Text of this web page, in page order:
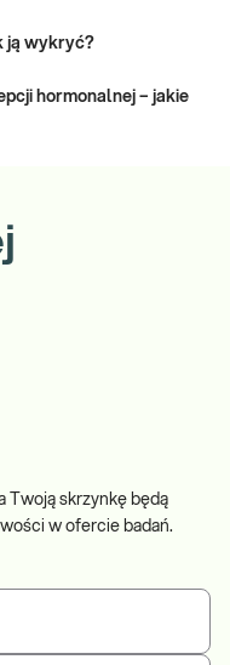
ją wykryć?
hormonalnej – jakie
Twoją skrzynkę będą
w ofercie badań.